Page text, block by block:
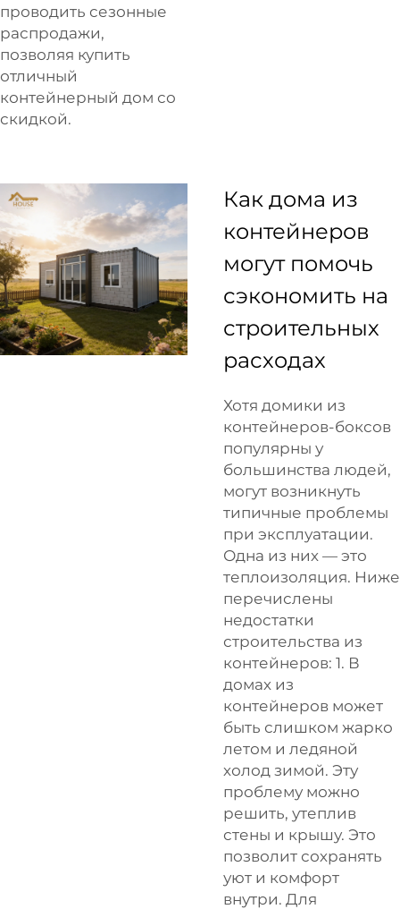
проводить сезонные
распродажи,
позволяя купить
отличный
контейнерный дом со
скидкой.
Как дома из
контейнеров
могут помочь
сэкономить на
строительных
расходах
Хотя домики из
контейнеров-боксов
популярны у
большинства людей,
могут возникнуть
типичные проблемы
при эксплуатации.
Одна из них — это
теплоизоляция. Ниже
перечислены
недостатки
строительства из
контейнеров: 1. В
домах из
контейнеров может
быть слишком жарко
летом и ледяной
холод зимой. Эту
проблему можно
решить, утеплив
стены и крышу. Это
позволит сохранять
уют и комфорт
внутри. Для